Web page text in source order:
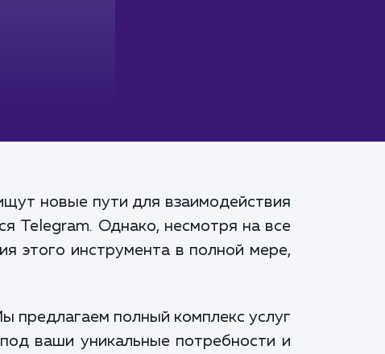
новые пути для взаимодействия
Telegram. Однако, несмотря на все
этого инструмента в полной мере,
предлагаем полный комплекс услуг
ваши уникальные потребности и